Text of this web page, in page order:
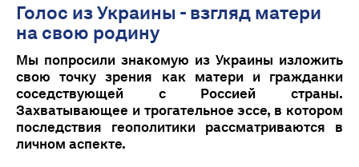
Голос из Украины - взгляд матери
на свою родину
Мы попросили знакомую из Украины изложить
свою точку зрения как матери и гражданки
соседствующей с Россией страны.
Захватывающее и трогательное эссе, в котором
последствия геополитики рассматриваются в
личном аспекте.